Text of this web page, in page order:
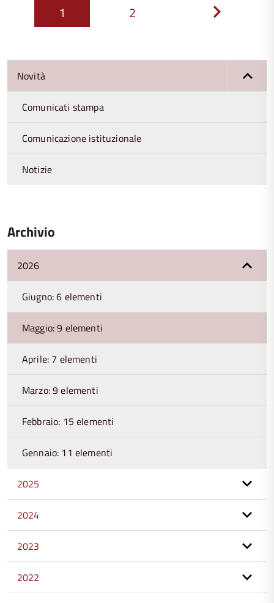
1 2
Novità
Comunicati stampa
Comunicazione istituzionale
Notizie
Archivio
2026
Giugno: 6 elementi
Maggio: 9 elementi
Aprile: 7 elementi
Marzo: 9 elementi
Febbraio: 15 elementi
Gennaio: 11 elementi
2025
2024
2023
2022